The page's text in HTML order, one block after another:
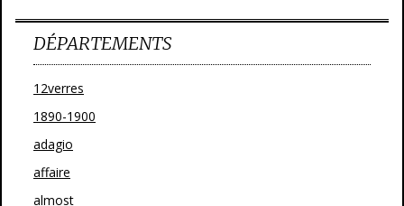
DÉPARTEMENTS
12verres
1890-1900
adagio
affaire
almost